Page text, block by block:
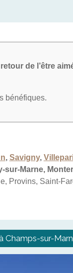
retour de l’être
bénéfiques.
, Savigny,
Marne,
Provins, Saint-
Champs-sur-